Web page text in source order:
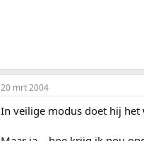
20 mrt 2004
In veilige modus doet hij het